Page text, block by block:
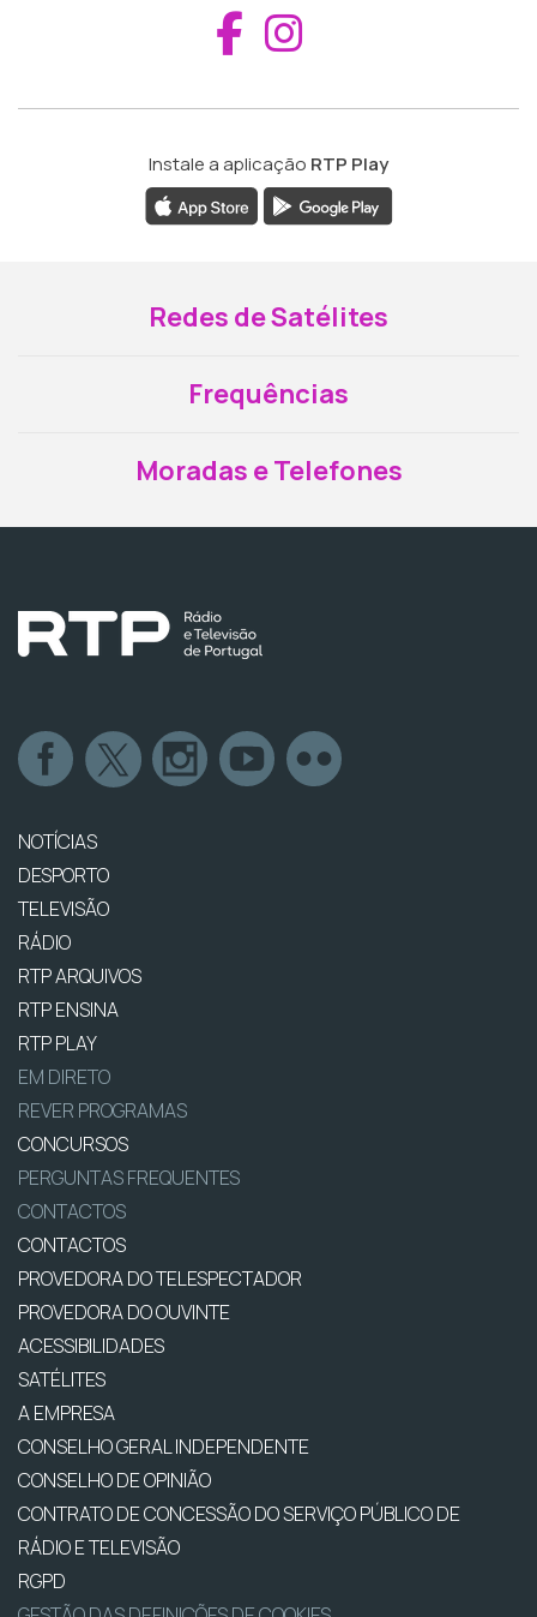
Aceder ao
Instale a aplicação RTP Play
Redes de Satélites
Frequências
Moradas e Telefones
NOTÍCIAS
DESPORTO
TELEVISÃO
RÁDIO
RTP ARQUIVOS
RTP ENSINA
RTP PLAY
EM DIRETO
REVER PROGRAMAS
CONCURSOS
PERGUNTAS FREQUENTES
CONTACTOS
CONTACTOS
PROVEDORA DO TELESPECTADOR
PROVEDORA DO OUVINTE
ACESSIBILIDADES
SATÉLITES
A EMPRESA
CONSELHO GERAL INDEPENDENTE
CONSELHO DE OPINIÃO
CONTRATO DE CONCESSÃO DO SERVIÇO PÚBLICO DE
RÁDIO E TELEVISÃO
RGPD